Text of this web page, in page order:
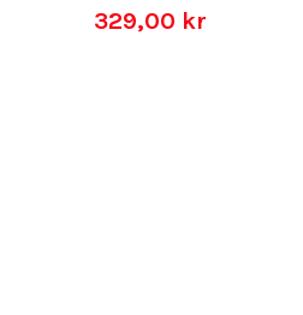
329,00 kr